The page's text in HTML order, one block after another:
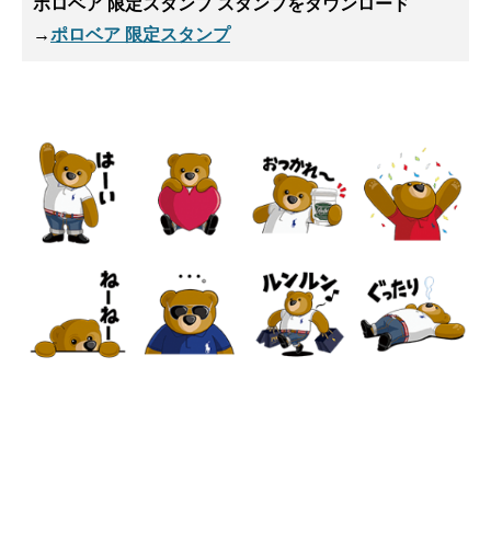
ポロベア 限定スタンプ スタンプをダウンロード
→ポロベア 限定スタンプ